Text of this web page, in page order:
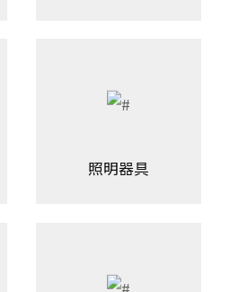
照明器具